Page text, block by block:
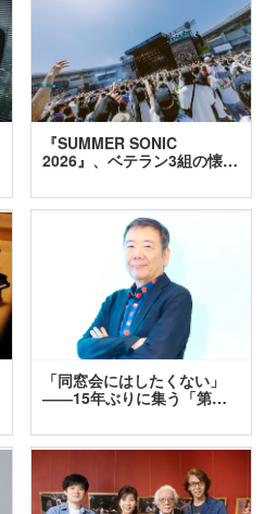
『SUMMER SONIC
2026』、ベテラン3組の懐…
「同窓会にはしたくない」
――15年ぶりに集う「第…